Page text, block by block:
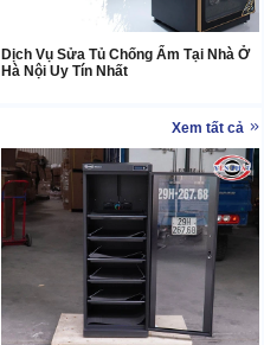
Dịch Vụ Sửa Tủ Chống Ẩm Tại Nhà Ở
Hà Nội Uy Tín Nhất
Xem tất cả